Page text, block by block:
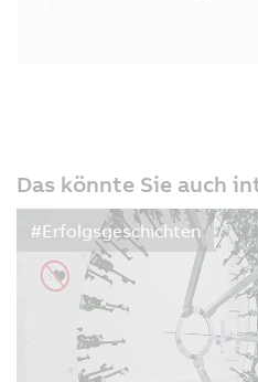
Das könnte Sie auch
#Erfolgsgeschichten